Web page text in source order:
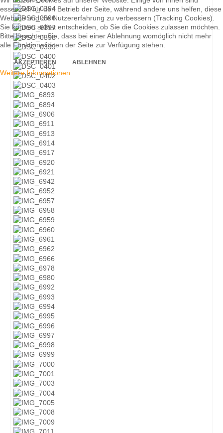
essenziell für den Betrieb der Seite, während andere uns helfen, diese
Website und die Nutzererfahrung zu verbessern (Tracking Cookies).
Sie können selbst entscheiden, ob Sie die Cookies zulassen möchten.
Bitte beachten Sie, dass bei einer Ablehnung womöglich nicht mehr
alle Funktionalitäten der Seite zur Verfügung stehen.
AKZEPTIEREN ABLEHNEN
Weitere Informationen